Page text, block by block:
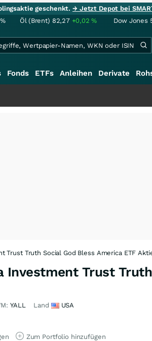
geschenkt.→ Jetzt Depot bei
% Öl (Brent) 82,27 +0,02% Dow Jones
Fonds ETFs Anleihen Derivate
Trust Truth Social God Bless America ETF
Investment Trust
YALL Land USA
Zum Portfolio hinzufügen